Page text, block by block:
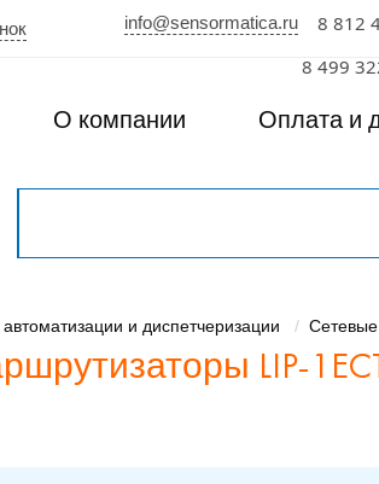
info@sensormatica.ru 8 812
8 499
О компании Оплата и
и диспетчеризации
LIP-